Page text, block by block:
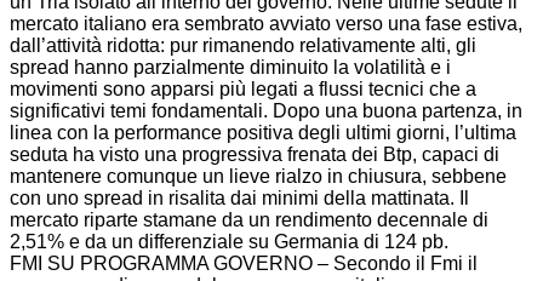
mercato italiano era sembrato avviato verso una fase estiva,
dall’attività ridotta: pur rimanendo relativamente alti, gli
spread hanno parzialmente diminuito la volatilità e i
movimenti sono apparsi più legati a flussi tecnici che a
significativi temi fondamentali. Dopo una buona partenza, in
linea con la performance positiva degli ultimi giorni, l’ultima
seduta ha visto una progressiva frenata dei Btp, capaci di
mantenere comunque un lieve rialzo in chiusura, sebbene
con uno spread in risalita dai minimi della mattinata. Il
mercato riparte stamane da un rendimento decennale di
2,51% e da un differenziale su Germania di 124 pb.
FMI SU PROGRAMMA GOVERNO – Secondo il Fmi il